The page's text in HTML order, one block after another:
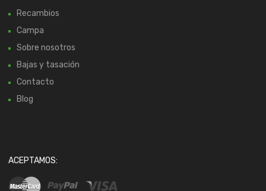
Recambios
Campa
Sobre nosotros
Bajas y tasación
Contacto
Blog
ACEPTAMOS: